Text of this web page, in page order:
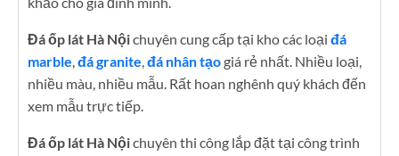
Đá ốp lát Hà Nộichuyên cung cấp tại kho các loại đá
marble,đá granite,đá nhân tạogiá rẻ nhất. Nhiều loại,
nhiều màu, nhiều mẫu. Rất hoan nghênh quý khách đến
xem mẫu trực tiếp.
Đá ốp lát Hà Nộichuyên thi công lắp đặt tại công trình